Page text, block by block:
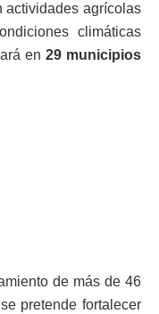
actividades agrícolas
climáticas
en 29 municipios
de más de 46
pretende fortalecer